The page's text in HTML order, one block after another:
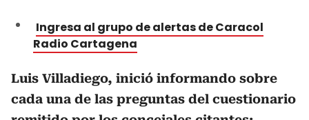
Ingresa al grupo de alertas de Caracol
Radio Cartagena
Luis Villadiego, inició informando sobre
cada una de las preguntas del cuestionario